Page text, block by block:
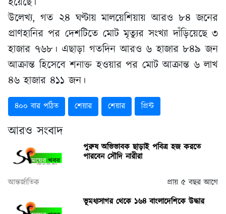
উলে­খ্য, গত ২৪ ঘণ্টায় মালয়েশিয়ায় আরও ৮৪ জনের
প্রাণহানির পর দেশটিতে মোট মৃত্যুর সংখ্যা দাঁড়িয়েছে ৩
হাজার ৭৬৮। এছাড়া গতদিন আরও ৬ হাজার ৮৪৯ জন
আক্রান্ত হিসেবে শনাক্ত হওয়ার পর মোট আক্রান্ত ৬ লাখ
৪৬ হাজার ৪১১ জন।
৪০০ বার পঠিত শেয়ার শেয়ার প্রিন্ট
আরও সংবাদ
পুরুষ অভিভাবক ছাড়াই পবিত্র হজ করতে
পারবেন সৌদি নারীরা
আন্তর্জাতিক
প্রায় ৫ বছর আগে
ভূমধ্যসাগর থেকে ১৬৪ বাংলাদেশিকে উদ্ধার